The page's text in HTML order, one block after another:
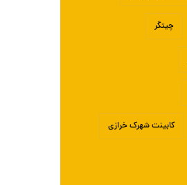
چیتگر
کابینت شهرک خرازی